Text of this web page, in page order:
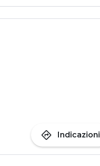
directions Indicazioni